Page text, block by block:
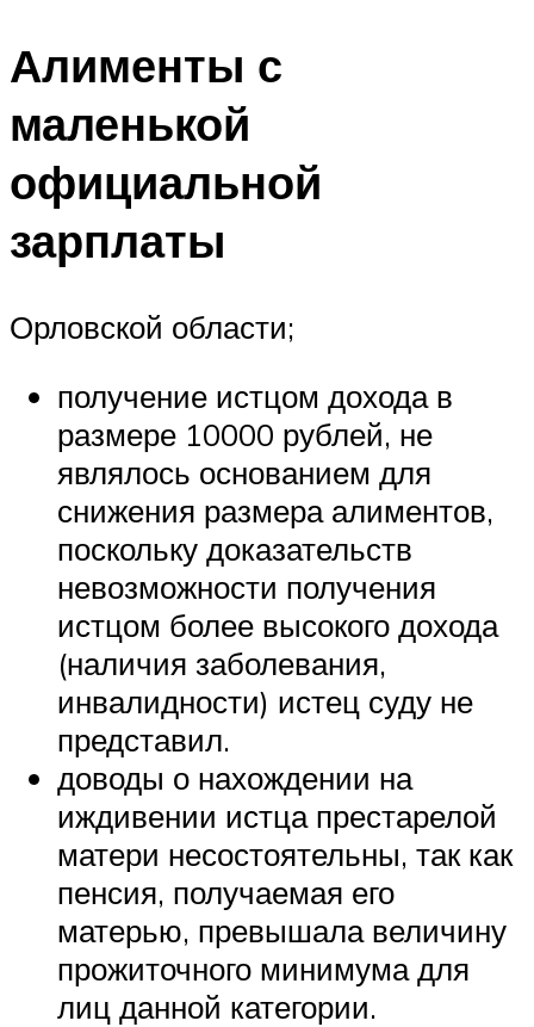
Алименты с
маленькой
официальной
зарплаты
Орловской области;
получение истцом дохода в
размере 10000 рублей, не
являлось основанием для
снижения размера алиментов,
поскольку доказательств
невозможности получения
истцом более высокого дохода
(наличия заболевания,
инвалидности) истец суду не
представил.
доводы о нахождении на
иждивении истца престарелой
матери несостоятельны, так как
пенсия, получаемая его
матерью, превышала величину
прожиточного минимума для
лиц данной категории.